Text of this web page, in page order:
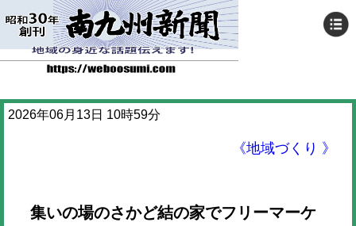
2026年06月13日 10時59分
《地域づくり 》
集いの場のさかど結の家でフリーマーケ